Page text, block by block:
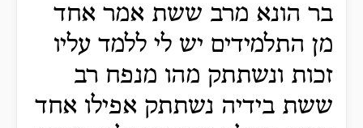
בר הונא מרב ששת אמר אחד
מן התלמידים יש לי ללמד עליו
זכות ונשתתק מהו מנפח רב
ששת בידיה נשתתק אפילו אחד